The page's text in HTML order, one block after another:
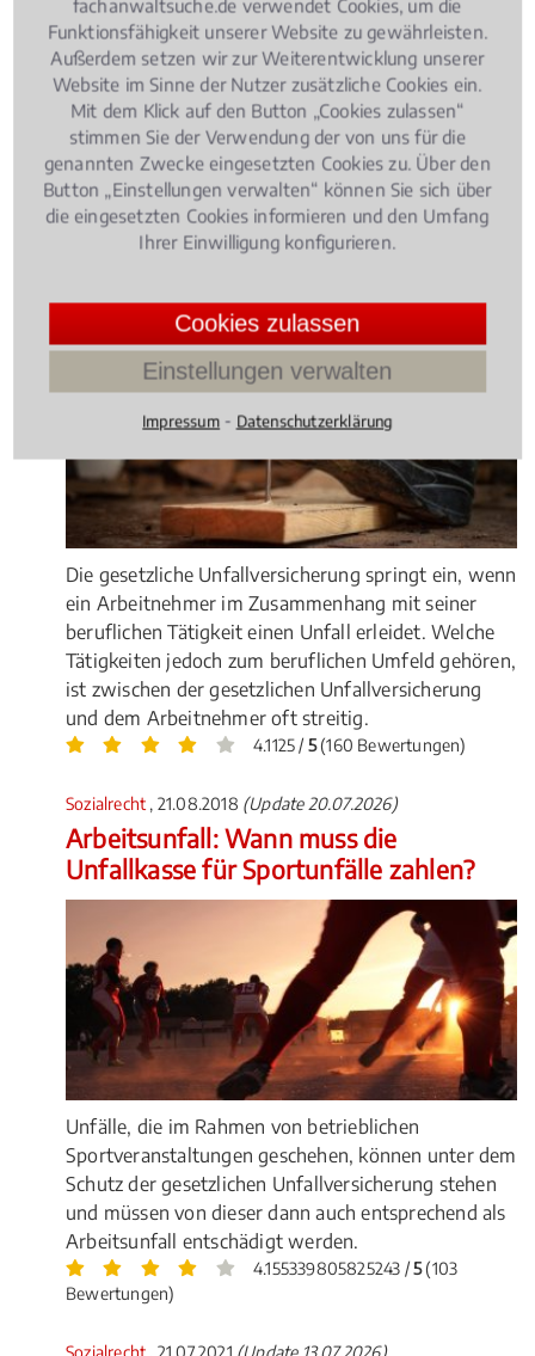
Rechtsbeiträge zu
Erwerbsunfähigkeitsrente
Sozialrecht, 16.01.2019(Update 29.07.2026)
Arbeitsunfall: Wann muss die
gesetzliche Unfallversicherung zahlen?
Die gesetzliche Unfallversicherung springt ein, wenn
ein Arbeitnehmer im Zusammenhang mit seiner
beruflichen Tätigkeit einen Unfall erleidet. Welche
Tätigkeiten jedoch zum beruflichen Umfeld gehören,
ist zwischen der gesetzlichen Unfallversicherung
und dem Arbeitnehmer oft streitig.
4.1125 / 5(160 Bewertungen)
Sozialrecht , 21.08.2018 (Update 20.07.2026)
Arbeitsunfall: Wann muss die
Unfallkasse für Sportunfälle zahlen?
Unfälle, die im Rahmen von betrieblichen
Sportveranstaltungen geschehen, können unter dem
Schutz der gesetzlichen Unfallversicherung stehen
und müssen von dieser dann auch entsprechend als
Arbeitsunfall entschädigt werden.
4.155339805825243 /5(103
Bewertungen)
fachanwaltsuche.de verwendet Cookies, um die
Funktionsfähigkeit unserer Website zu gewährleisten.
Außerdem setzen wir zur Weiterentwicklung unserer
Website im Sinne der Nutzer zusätzliche Cookies ein.
Mit dem Klick auf den Button „Cookies zulassen“
stimmen Sie der Verwendung der von uns für die
genannten Zwecke eingesetzten Cookies zu. Über den
Button „Einstellungen verwalten“ können Sie sich über
die eingesetzten Cookies informieren und den Umfang
Ihrer Einwilligung konfigurieren.
Cookies zulassen
Einstellungen verwalten
Impressum ⁃ Datenschutzerklärung